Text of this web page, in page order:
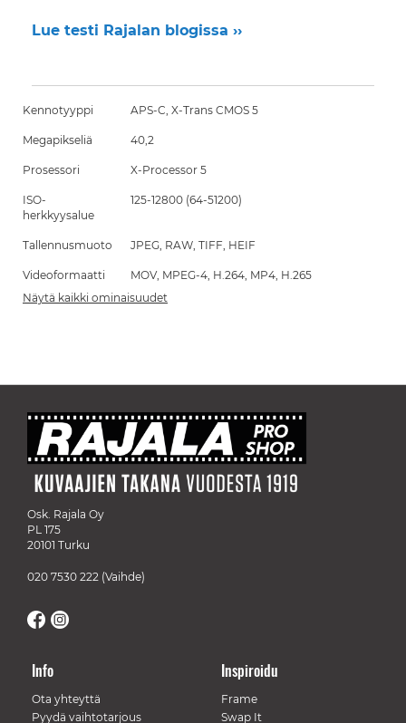
Lue testi Rajalan blogissa ››
Kennotyyppi APS-C, X-Trans CMOS 5
Megapikseliä 40,2
Prosessori X-Processor 5
ISO-
herkkyysalue
125-12800 (64-51200)
Tallennusmuoto JPEG, RAW, TIFF, HEIF
Videoformaatti
MOV, MPEG-4, H.264, MP4, H.265
Näytä kaikki ominaisuudet
Osk. Rajala Oy
PL 175
20101 Turku
020 7530 222 (Vaihde)
Info
Ota yhteyttä
Pyydä vaihtotarjous
Inspiroidu
Frame
Swap It